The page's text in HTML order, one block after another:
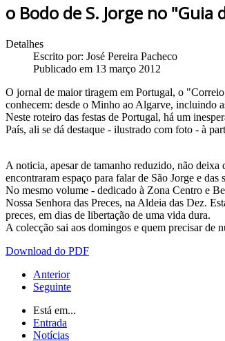
o Bodo de S. Jorge no
Detalhes
Escrito por: José Pereira Pacheco
Publicado em 13 março 2012
O jornal de maior tiragem em Portugal, o
conhecem: desde o Minho ao Algarve, incluindo
Neste roteiro das festas de Portugal, há um
País, ali se dá destaque - ilustrado com foto - à
A noticia, apesar de tamanho reduzido, não
encontraram espaço para falar de São Jorge e
No mesmo volume - dedicado à Zona Centro e
Nossa Senhora das Preces, na Aldeia das Dez.
preces, em dias de libertação de uma vida dura.
A colecção sai aos domingos e quem precisar de
Download do PDF
Anterior
Seguinte
Está em...
Entrada
Notícias